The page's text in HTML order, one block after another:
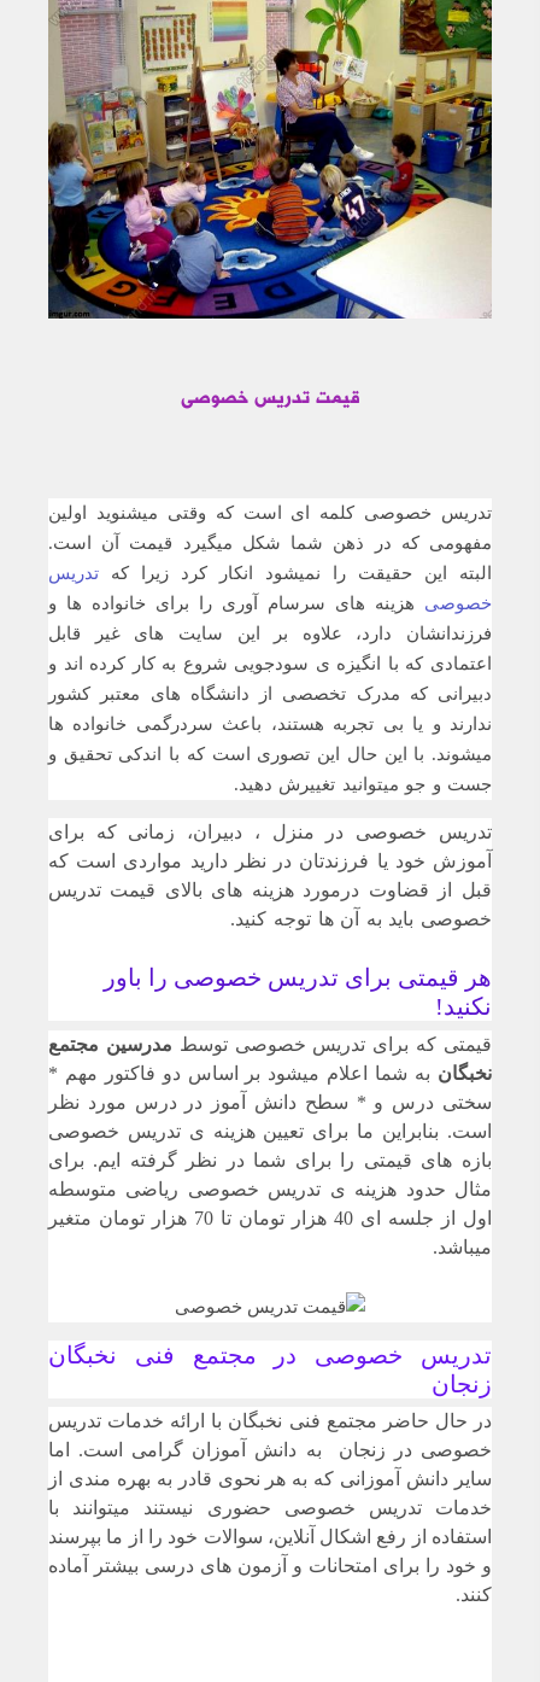
قیمت تدریس خصوصی
تدریس خصوصی کلمه ای است که وقتی میشنوید اولین
مفهومی که در ذهن شما شکل میگیرد قیمت آن است.
البته این حقیقت را نمیشود انکار کرد زیرا که تدریس
خصوصی هزینه های سرسام آوری را برای خانواده ها و
فرزندانشان دارد، علاوه بر این سایت های غیر قابل
اعتمادی که با انگیزه ی سودجویی شروع به کار کرده اند و
دبیرانی که مدرک تخصصی از دانشگاه های معتبر کشور
ندارند و یا بی تجربه هستند، باعث سردرگمی خانواده ها
میشوند. با این حال این تصوری است که با اندکی تحقیق و
جست و جو میتوانید تغییرش دهید.
تدریس خصوصی در منزل ، دبیران، زمانی که برای
آموزش خود یا فرزندتان در نظر دارید مواردی است که
قبل از قضاوت درمورد هزینه های بالای قیمت تدریس
خصوصی باید به آن ها توجه کنید.
هر قیمتی برای تدریس خصوصی را باور
نکنید!
قیمتی که برای تدریس خصوصی توسط مدرسین مجتمع
نخبگان به شما اعلام میشود بر اساس دو فاکتور مهم *
سختی درس و * سطح دانش آموز در درس مورد نظر
است. بنابراین ما برای تعیین هزینه ی تدریس خصوصی
بازه های قیمتی را برای شما در نظر گرفته ایم. برای
مثال حدود هزینه ی تدریس خصوصی ریاضی متوسطه
اول از جلسه ای 40 هزار تومان تا 70 هزار تومان متغیر
میباشد.
تدریس خصوصی در مجتمع فنی نخبگان
زنجان
در حال حاضر مجتمع فنی نخبگان با ارائه خدمات تدریس
خصوصی در زنجان به دانش آموزان گرامی است. اما
سایر دانش آموزانی که به هر نحوی قادر به بهره مندی از
خدمات تدریس خصوصی حضوری نیستند میتوانند با
استفاده از رفع اشکال آنلاین، سوالات خود را از ما بپرسند
و خود را برای امتحانات و آزمون های درسی بیشتر آماده
کنند.